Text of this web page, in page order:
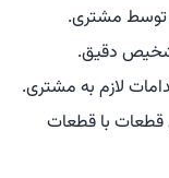
مشتری.
تشخیص دقیق.
لازم به مشتری.
قطعات با قطعات